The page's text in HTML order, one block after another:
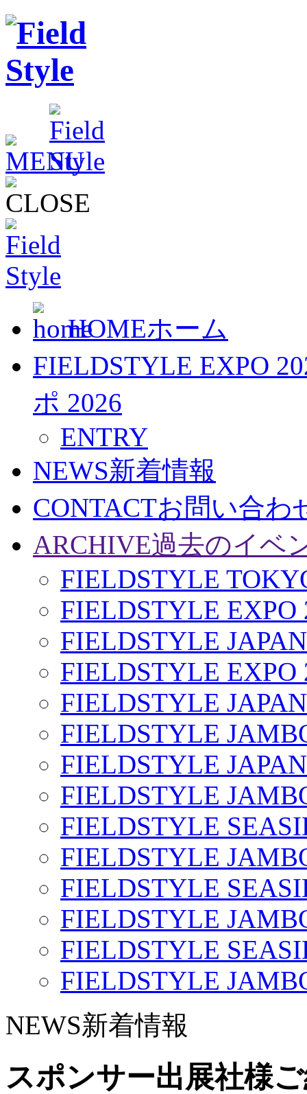
HOMEホーム
FIELDSTYLE EXPO
ポ 2026
ENTRY
NEWS新着情報
CONTACTお問い合わ
ARCHIVE過去のイベ
FIELDSTYLE
FIELDSTYLE EXPO
FIELDSTYLE
FIELDSTYLE EXPO
FIELDSTYLE
FIELDSTYLE
FIELDSTYLE
FIELDSTYLE
FIELDSTYLE
FIELDSTYLE
FIELDSTYLE
FIELDSTYLE
FIELDSTYLE
FIELDSTYLE
NEWS新着情報
スポンサー出展社様